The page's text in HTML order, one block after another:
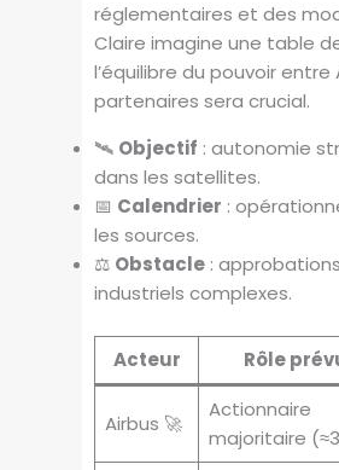
réglementaires et des
Claire imagine une table
l’équilibre du pouvoir
partenaires sera crucial.
🛰️ Objectif : autonomie
dans les satellites.
📅 Calendrier :
les sources.
⚖️ Obstacle :
industriels complexes.
Acteur Rôle
Airbus 🚀
Actionnaire
majoritaire